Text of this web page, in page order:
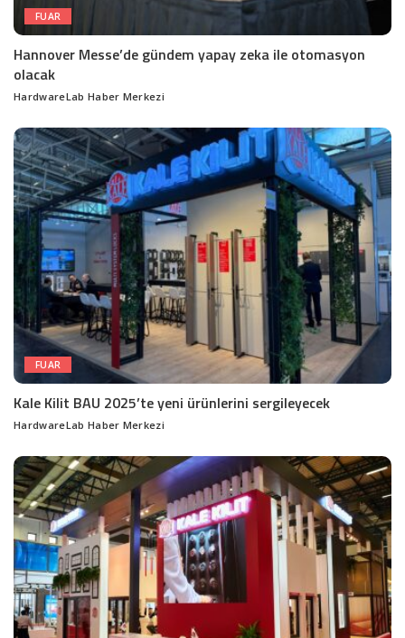
FUAR
Hannover Messe’de gündem yapay zeka ile otomasyon
olacak
Posted
HardwareLab Haber Merkezi
FUAR
Kale Kilit BAU 2025’te yeni ürünlerini sergileyecek
Posted
HardwareLab Haber Merkezi